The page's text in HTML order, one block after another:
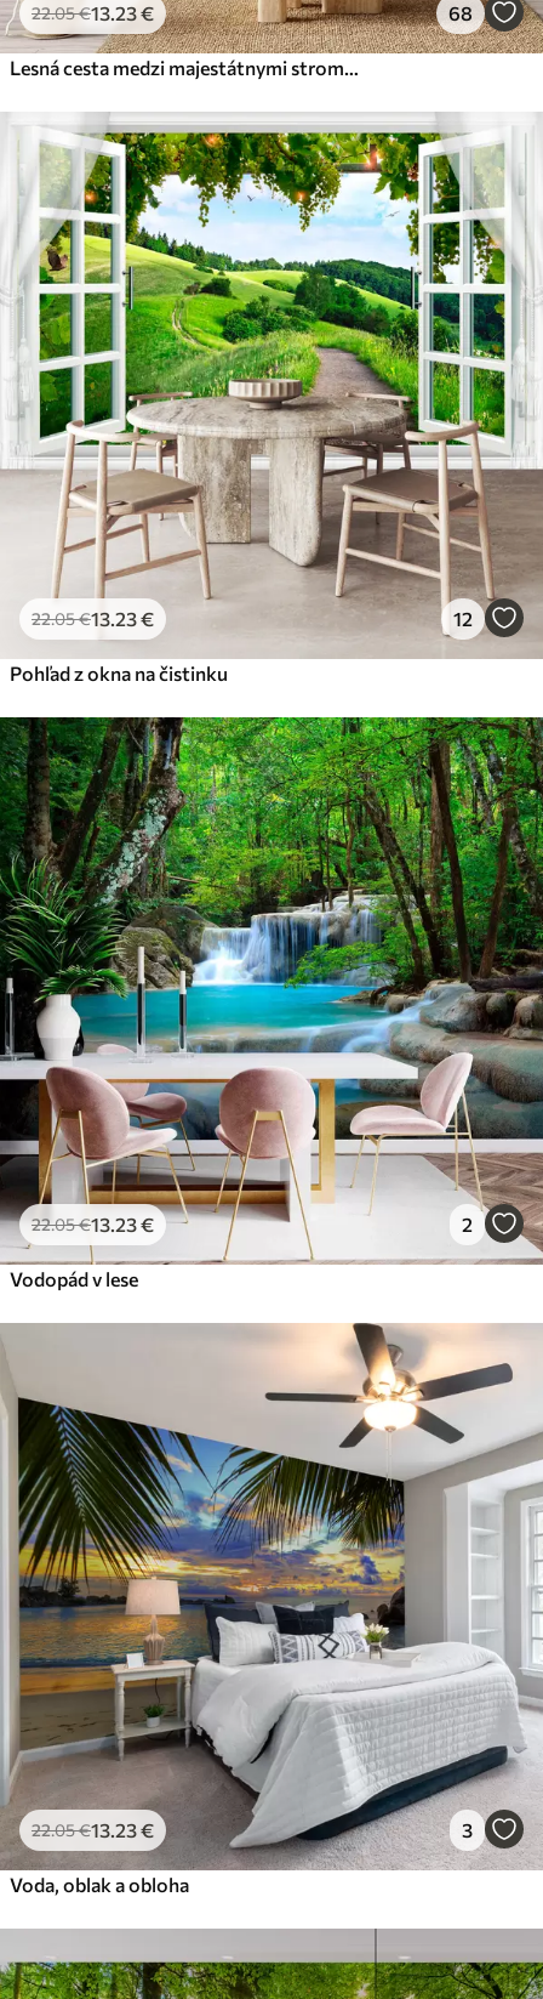
22.05€13.23€ 68
Lesná cesta medzi majestátnymi stromami v akvarelovom štýle
22.05€13.23€ 12
Pohľad z okna na čistinku
22.05€13.23€ 2
Vodopád v lese
22.05€13.23€ 3
Voda, oblak a obloha